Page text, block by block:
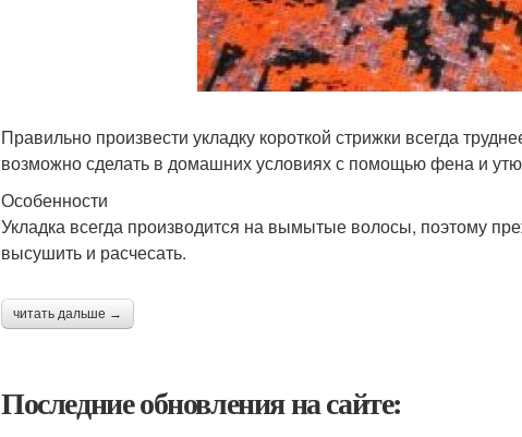
Правильно произвести укладку короткой стрижки всегда
возможно сделать в домашних условиях с помощью фена и
Особенности
Укладка всегда производится на вымытые волосы, поэтому
высушить и расчесать.
читать дальше →
Последние обновления на сайте: